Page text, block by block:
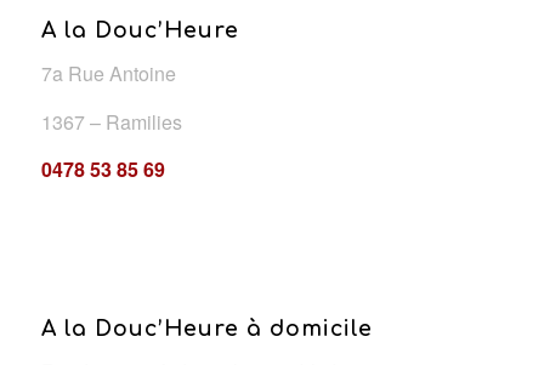
A la Douc’Heure
7a Rue Antoine
1367 – Ramilies
0478 53 85 69
A la Douc’Heure à domicile